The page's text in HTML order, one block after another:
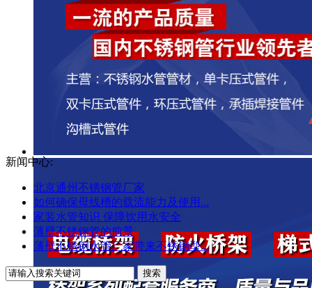
新闻中心:
北京通州不锈钢管厂家
如何确保母线槽的载流能力及使用...
家装水管知识 保障饮用水安全
薄壁不锈钢管的前景
薄壁不锈钢水管厂家带来不锈钢型...